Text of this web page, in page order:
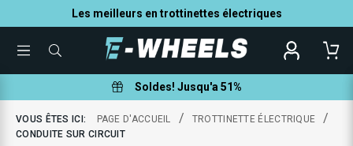
Les meilleurs en trottinettes électriques
TOGGLEQUE
NOUS
À
?
Soldes! Jusqu'a 51%
VOUS ÊTES ICI: PAGE D'ACCUEIL / TROTTINETTE ÉLECTRIQUE /
CONDUITE SUR CIRCUIT